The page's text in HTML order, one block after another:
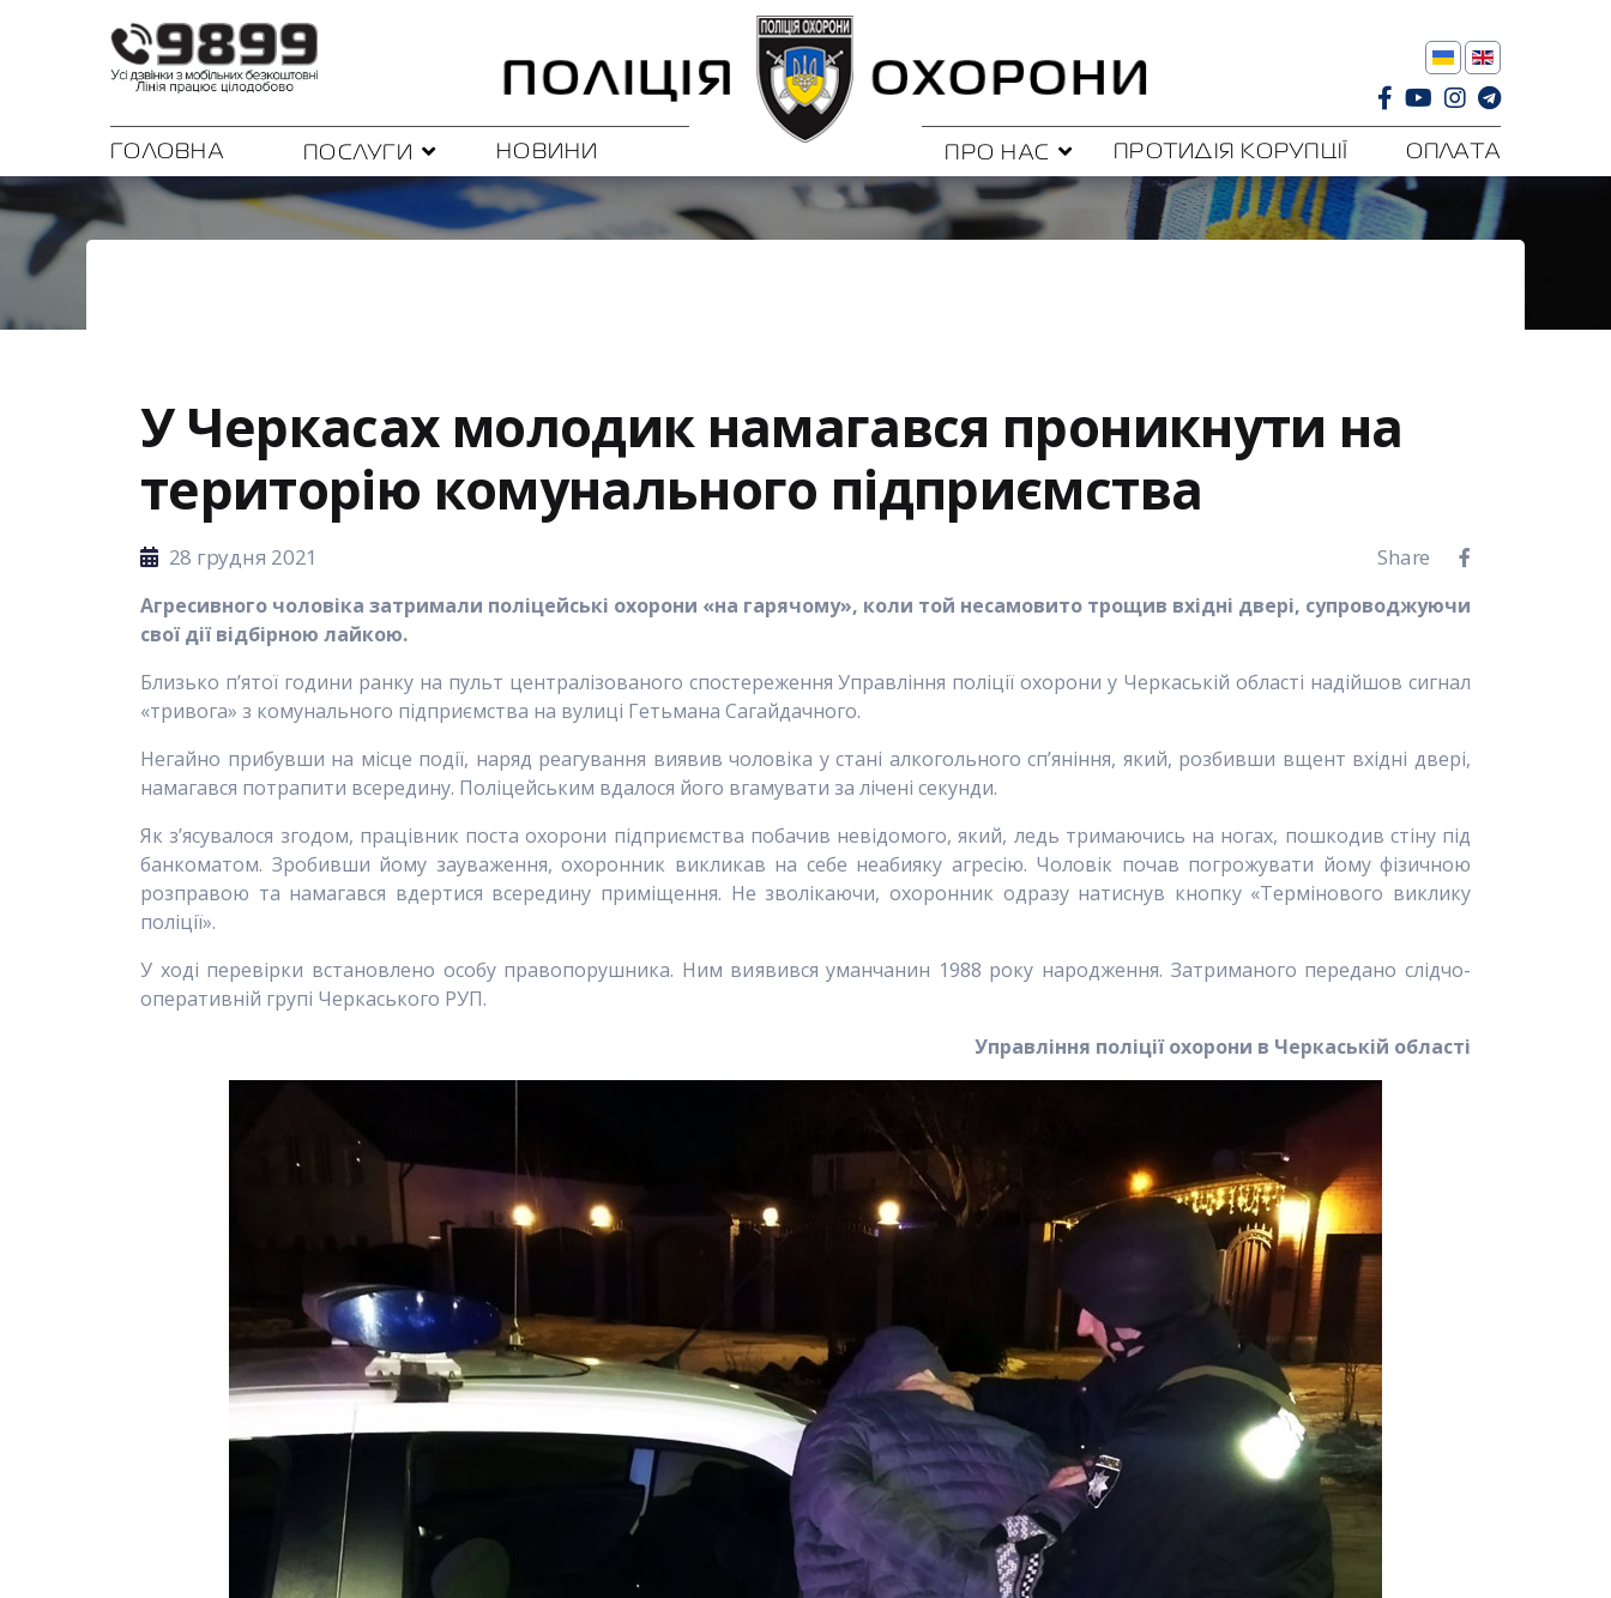
ГОЛОВНА ПОСЛУГИ НОВИНИ ПРО НАС ПРОТИДІЯ КОРУПЦІЇ ОПЛАТА
У Черкасах молодик намагався проникнути на
територію комунального підприємства
28 грудня 2021 Share
Агресивного чоловіка затримали поліцейські охорони «на гарячому», коли той несамовито трощив вхідні двері, супроводжуючи
свої дії відбірною лайкою.
Близько п’ятої години ранку на пульт централізованого спостереження Управління поліції охорони у Черкаській області надійшов сигнал
«тривога» з комунального підприємства на вулиці Гетьмана Сагайдачного.
Негайно прибувши на місце події, наряд реагування виявив чоловіка у стані алкогольного сп’яніння, який, розбивши вщент вхідні двері,
намагався потрапити всередину. Поліцейським вдалося його вгамувати за лічені секунди.
Як з’ясувалося згодом, працівник поста охорони підприємства побачив невідомого, який, ледь тримаючись на ногах, пошкодив стіну під
банкоматом. Зробивши йому зауваження, охоронник викликав на себе неабияку агресію. Чоловік почав погрожувати йому фізичною
розправою та намагався вдертися всередину приміщення. Не зволікаючи, охоронник одразу натиснув кнопку «Термінового виклику
поліції».
У ході перевірки встановлено особу правопорушника. Ним виявився уманчанин 1988 року народження. Затриманого передано слідчо-
оперативній групі Черкаського РУП.
Управління поліції охорони в Черкаській області